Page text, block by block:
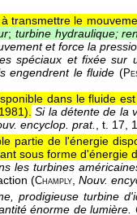
transmettre le
; turbine hydraulique;
et force la
spéciaux et fixée sur
engendrent le fluide (
dans le fluide
). Si la détente de la
encyclop. prat., t. 17,
partie de l'énergie
sous forme d'énergie
les turbines
(Champly, Nouv.
prodigieuse turbine
énorme de